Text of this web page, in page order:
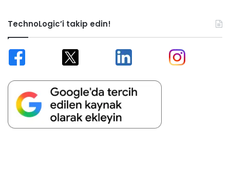
TechnoLogic’i takip edin!